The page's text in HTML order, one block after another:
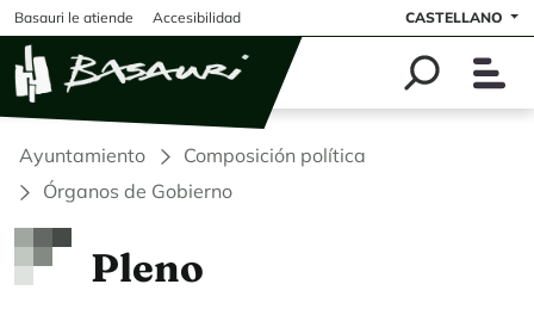
Pasar al contenido principal
Basauri le atiende Accesibilidad CASTELLANO
Ayuntamiento
Composición política
Órganos de Gobierno
Pleno